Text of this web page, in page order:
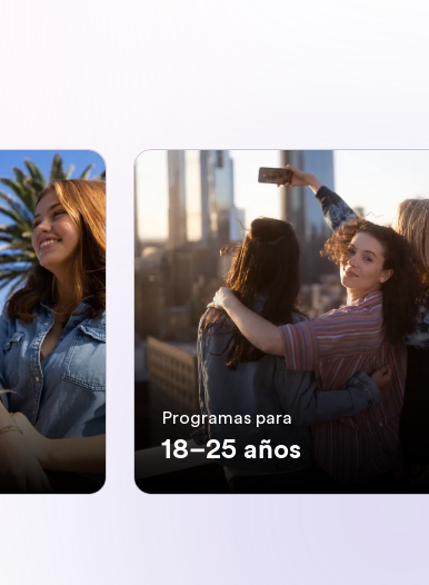
Programas para
18–25 años